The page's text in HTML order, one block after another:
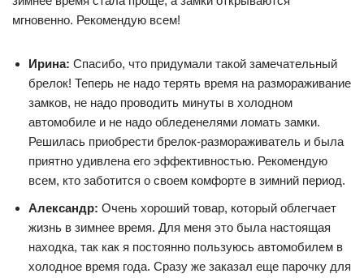
мгновенно. Рекомендую всем!
Ирина: Спасибо, что придумали такой замечательный
брелок! Теперь не надо терять время на размораживание
замков, не надо проводить минуты в холодном
автомобиле и не надо обледенелями ломать замки.
Решилась приобрести брелок-размораживатель и была
приятно удивлена его эффективностью. Рекомендую
всем, кто заботится о своем комфорте в зимний период.
Александр: Очень хороший товар, который облегчает
жизнь в зимнее время. Для меня это была настоящая
находка, так как я постоянно пользуюсь автомобилем в
холодное время года. Сразу же заказал еще парочку для